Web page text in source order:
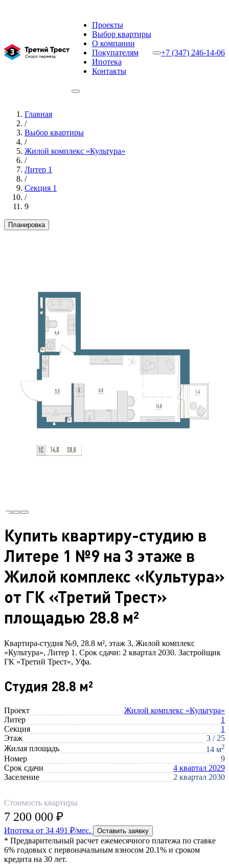
Проекты
Выбор квартиры
О компании
Покупателям
Ипотека
Контакты
+7 (347) 246-14-06
Главная
/
Выбор квартиры
/
Жилой комплекс «Культура»
/
Литер 1
/
Секция 1
/
9
Планировка
Купить квартиру-студию в
Литере 1 №9 на 3 этаже в
Жилой комплекс «Культура»
от ГК «Третий Трест»
площадью 28.8 м²
Квартира-студия №9, 28.8 м², этаж 3, Жилой комплекс
«Культура», Литер 1. Срок сдачи: 2 квартал 2030. Застройщик
ГК «Третий Трест», Уфа.
Студия 28.8 м²
Проект
Жилой комплекс «Культура»
Литер
1
Секция
1
Этаж
3 / 25
Жилая площадь
14 м2
Номер
9
Срок сдачи
4 квартал 2029
Заселение
2 квартал 2030
Стоимость квартиры
7 200 000 ₽
Ипотека от 34 491 ₽/мес. Оставить заявку
* Предварительный расчет ежемесячного платежа по ставке
6% годовых с первоначальным взносом 20.1% и сроком
кредита на 30 лет.